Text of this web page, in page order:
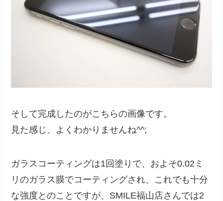
そして完成したのがこちらの画像です。
見た感じ、よくわかりませんね^^;
ガラスコーティングは1回塗りで、およそ0.02ミ
リのガラス膜でコーティングされ、これでも十分
な強度とのことですが、SMILE福山店さんでは2